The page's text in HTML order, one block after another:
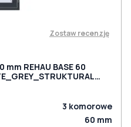
Zostaw recenzję
REHAU BASE 60
3 komorowe
60 mm